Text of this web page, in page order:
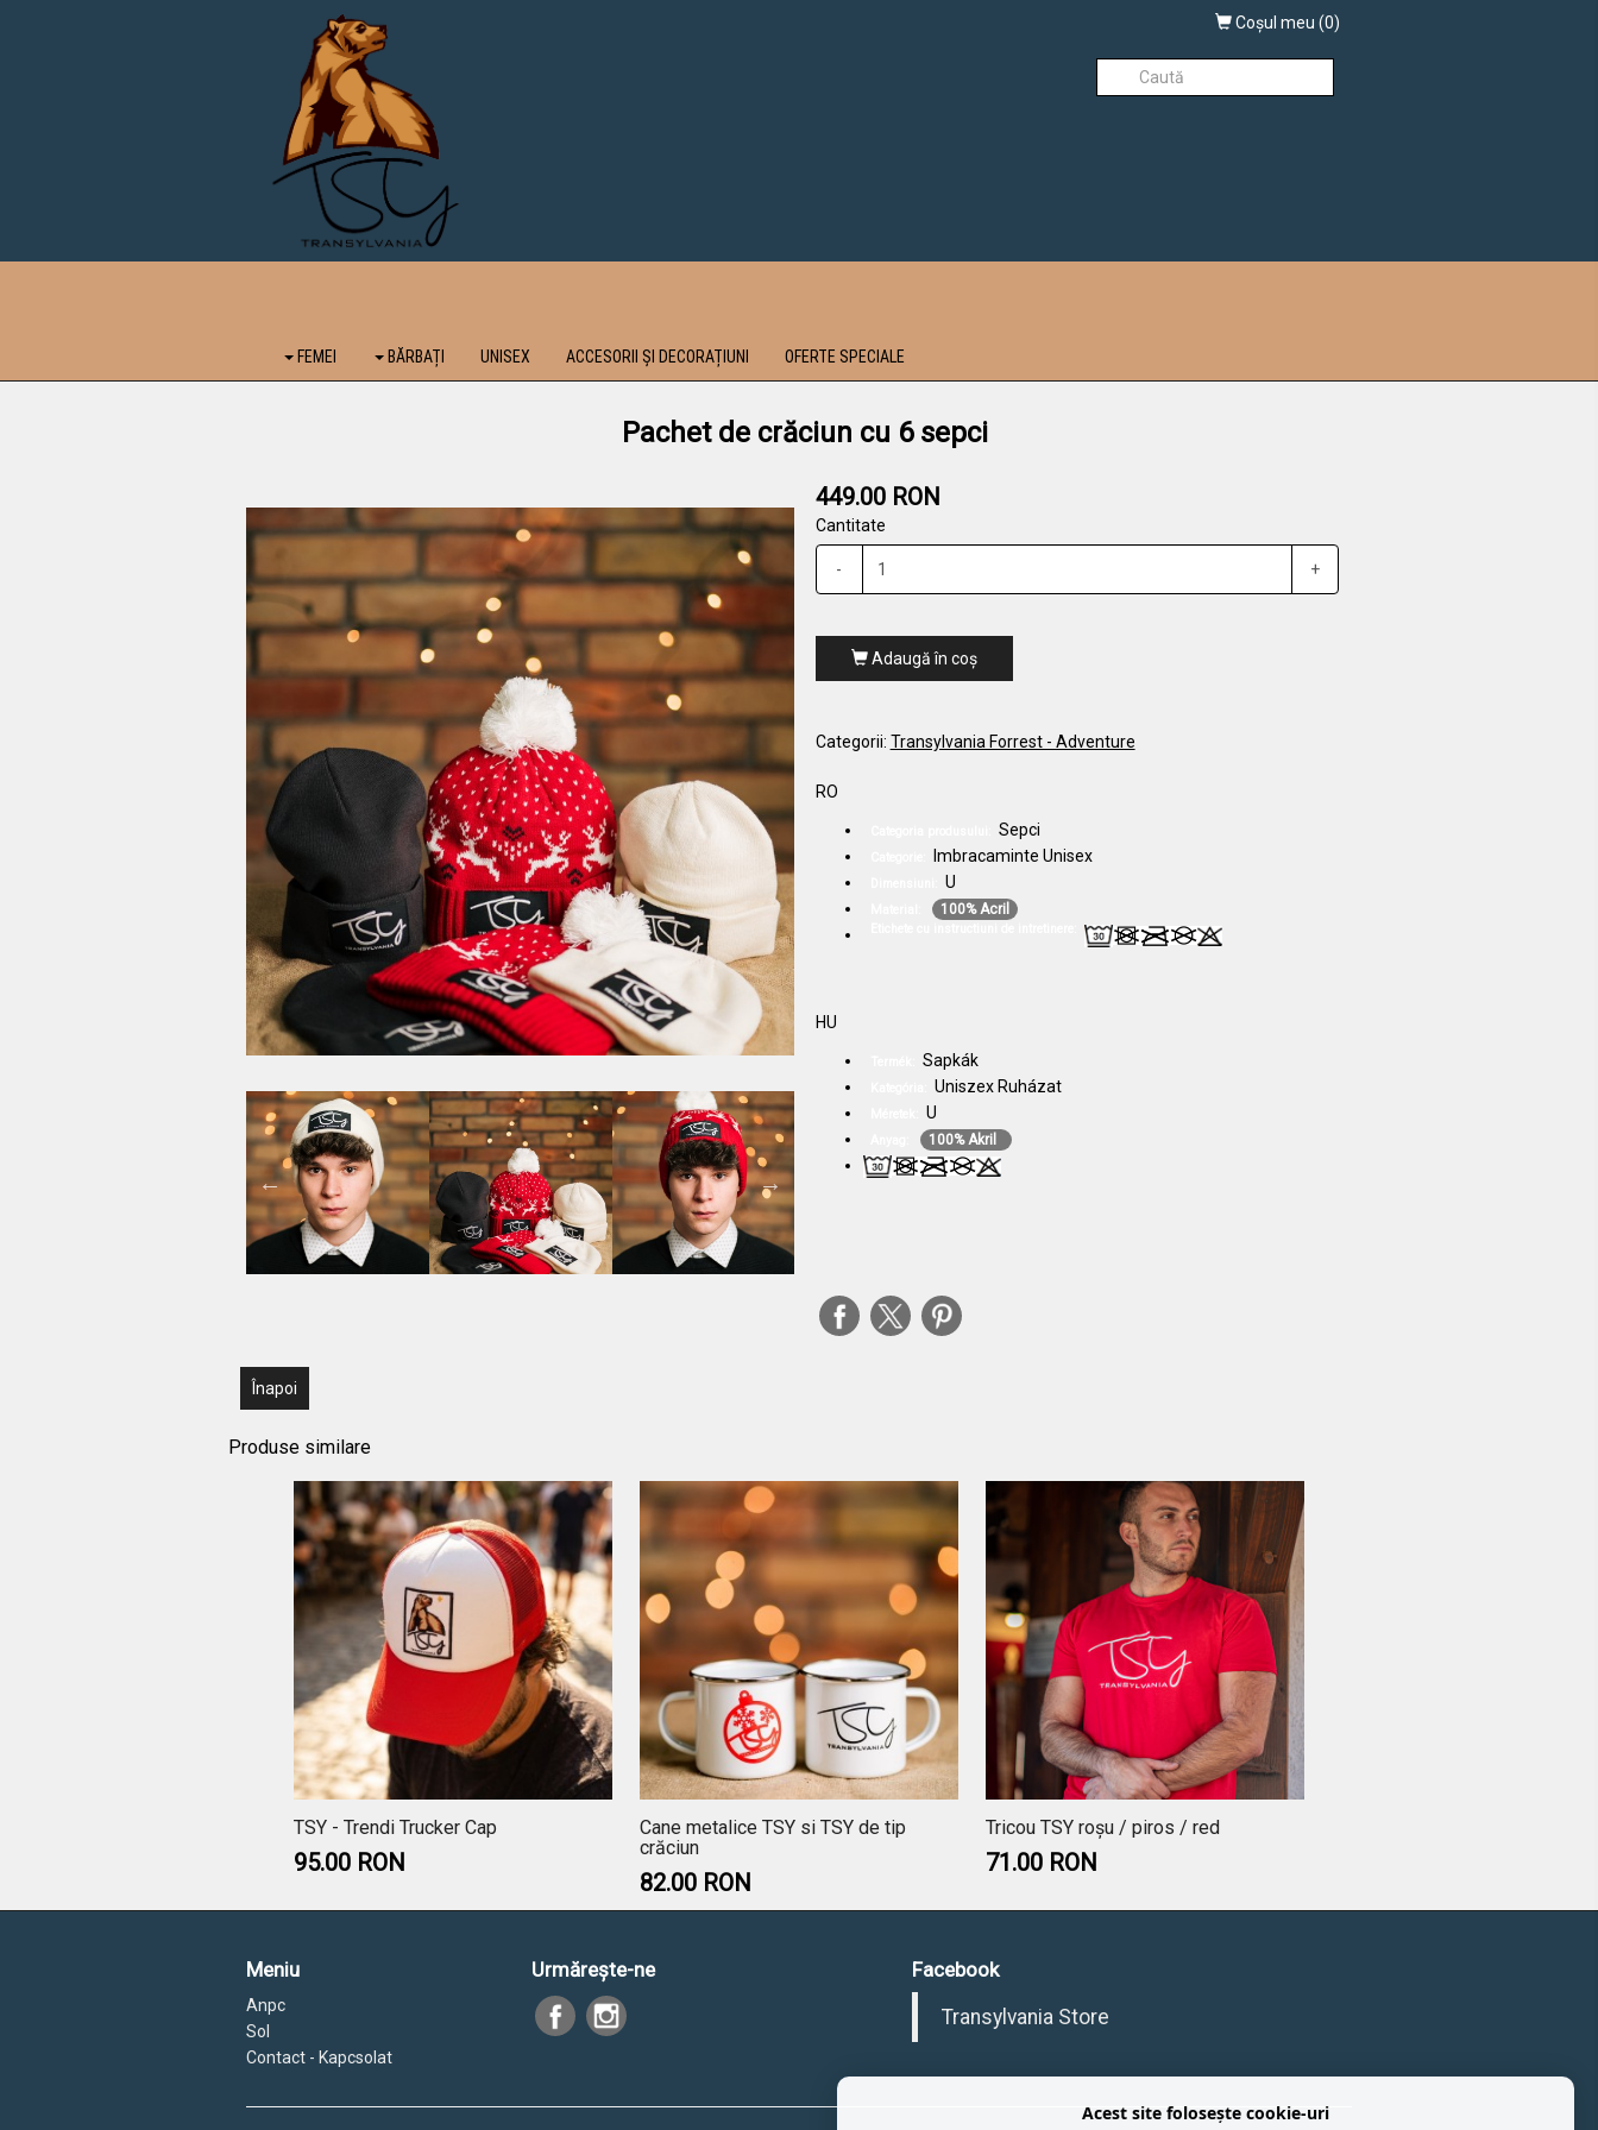
Coşul meu (0)
FEMEI BĂRBAȚI UNISEX ACCESORII ȘI DECORAȚIUNI OFERTE SPECIALE
Pachet de crăciun cu 6 sepci
449.00 RON
Cantitate
- +
Adaugă în coş
Categorii: Transylvania Forrest - Adventure
RO
Sepci
Imbracaminte Unisex
U
100% Acril
HU
Sapkák
Uniszex Ruházat
U
100% Akril
Înapoi
Produse similare
TSY - Trendi Trucker Cap
95.00 RON
Cane metalice TSY si TSY de tip
crăciun
82.00 RON
Tricou TSY roșu / piros / red
71.00 RON
Meniu
Anpc
Sol
Contact - Kapcsolat
Urmăreşte-ne
Facebook
Transylvania Store
Acest site folosește cookie-uri